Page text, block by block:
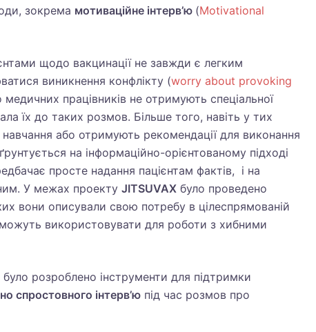
зокрема мотиваційне інтерв’ю (Motivational
щодо вакцинації не завжди є легким
виникнення конфлікту (worry about provoking
працівників не отримують спеціальної
їх до таких розмов. Більше того, навіть у тих
або отримують рекомендації для виконання
на інформаційно-орієнтованому підході
просте надання пацієнтам фактів, і на
У межах проекту JITSUVAX було проведено
вони описували свою потребу в цілеспрямованій
використовувати для роботи з хибними
було розроблено інструменти для підтримки
спростовного інтерв’ю під час розмов про